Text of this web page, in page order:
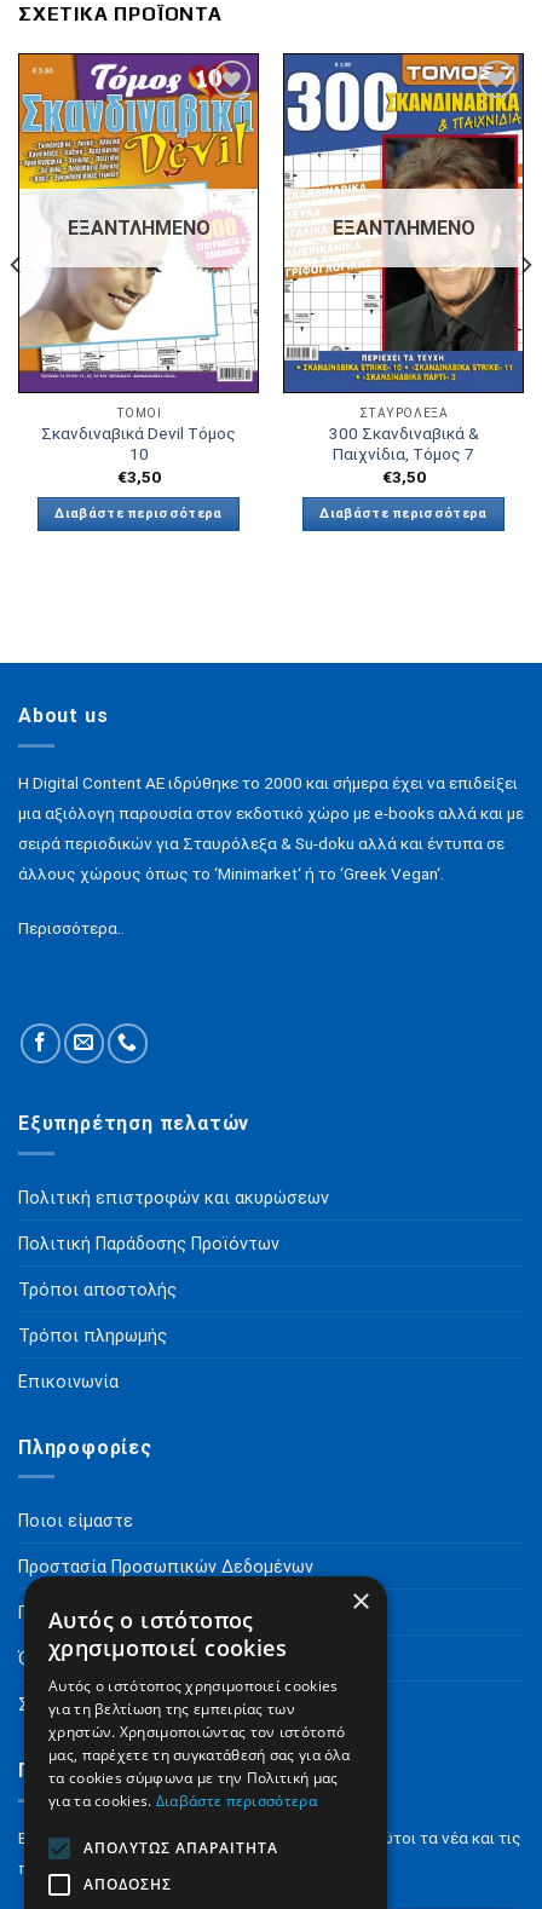
ΣΧΕΤΙΚΆ ΠΡΟΪΌΝΤΑ
Πρόσθήκη
στην λίστα
επιθυμιών
ΕΞΑΝΤΛΗΜΈΝΟ
ΤΟΜΟΙ
Σκανδιναβικά Devil Τόμος
10
€3,50
Διαβάστε περισσότερα
Πρόσθήκη
στην λίστα
επιθυμιών
ΕΞΑΝΤΛΗΜΈΝΟ
ΣΤΑΥΡΟΛΕΞΑ
300 Σκανδιναβικά &
Παιχνίδια, Τόμος 7
€3,50
Διαβάστε περισσότερα
About us
H Digital Content ΑΕ ιδρύθηκε το 2000 και σήμερα έχει να επιδείξει
μια αξιόλογη παρουσία στον εκδοτικό χώρο με e-books αλλά και με
σειρά περιοδικών για Σταυρόλεξα & Su-doku αλλά και έντυπα σε
άλλους χώρους όπως το ‘Minimarket‘ ή το ‘Greek Vegan‘.
Περισσότερα..
Εξυπηρέτηση πελατών
Πολιτική επιστροφών και ακυρώσεων
Πολιτική Παράδοσης Προϊόντων
Τρόποι αποστολής
Τρόποι πληρωμής
Επικοινωνία
Πληροφορίες
Ποιοι είμαστε
Προστασία Προσωπικών Δεδομένων
Πνευματικά Δικαιώματα
Όροι Χρήσης
Συχνές Ερωτήσεις
Γραφτείτε στο Newsletter
Εγγραφείτε στο NewsLetter για να μαθαίνετε πρώτοι τα νέα και τις
προσφορές μας.
×
Αυτός ο ιστότοπος
χρησιμοποιεί cookies
Αυτός ο ιστότοπος χρησιμοποιεί cookies
για τη βελτίωση της εμπειρίας των
χρηστών. Χρησιμοποιώντας τον ιστότοπό
μας, παρέχετε τη συγκατάθεσή σας για όλα
τα cookies σύμφωνα με την Πολιτική μας
για τα cookies. Διαβάστε περισσότερα
ΑΠΟΛΎΤΩΣ ΑΠΑΡΑΊΤΗΤΑ
ΑΠΌΔΟΣΗΣ